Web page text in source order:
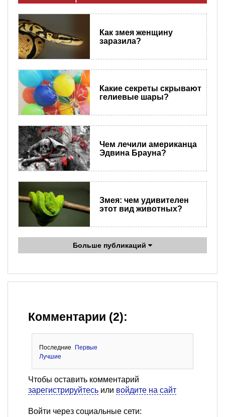
Как змея женщину
заразила?
Какие секреты скрывают
гелиевые шары?
Чем лечили американца
Эдвина Брауна?
Змея: чем удивителен
этот вид животных?
Больше публикаций
Комментарии (2):
Последние
Первые
Лучшие
Чтобы оставить комментарий
зарегистрируйтесь или войдите на сайт
Войти через социальные сети: